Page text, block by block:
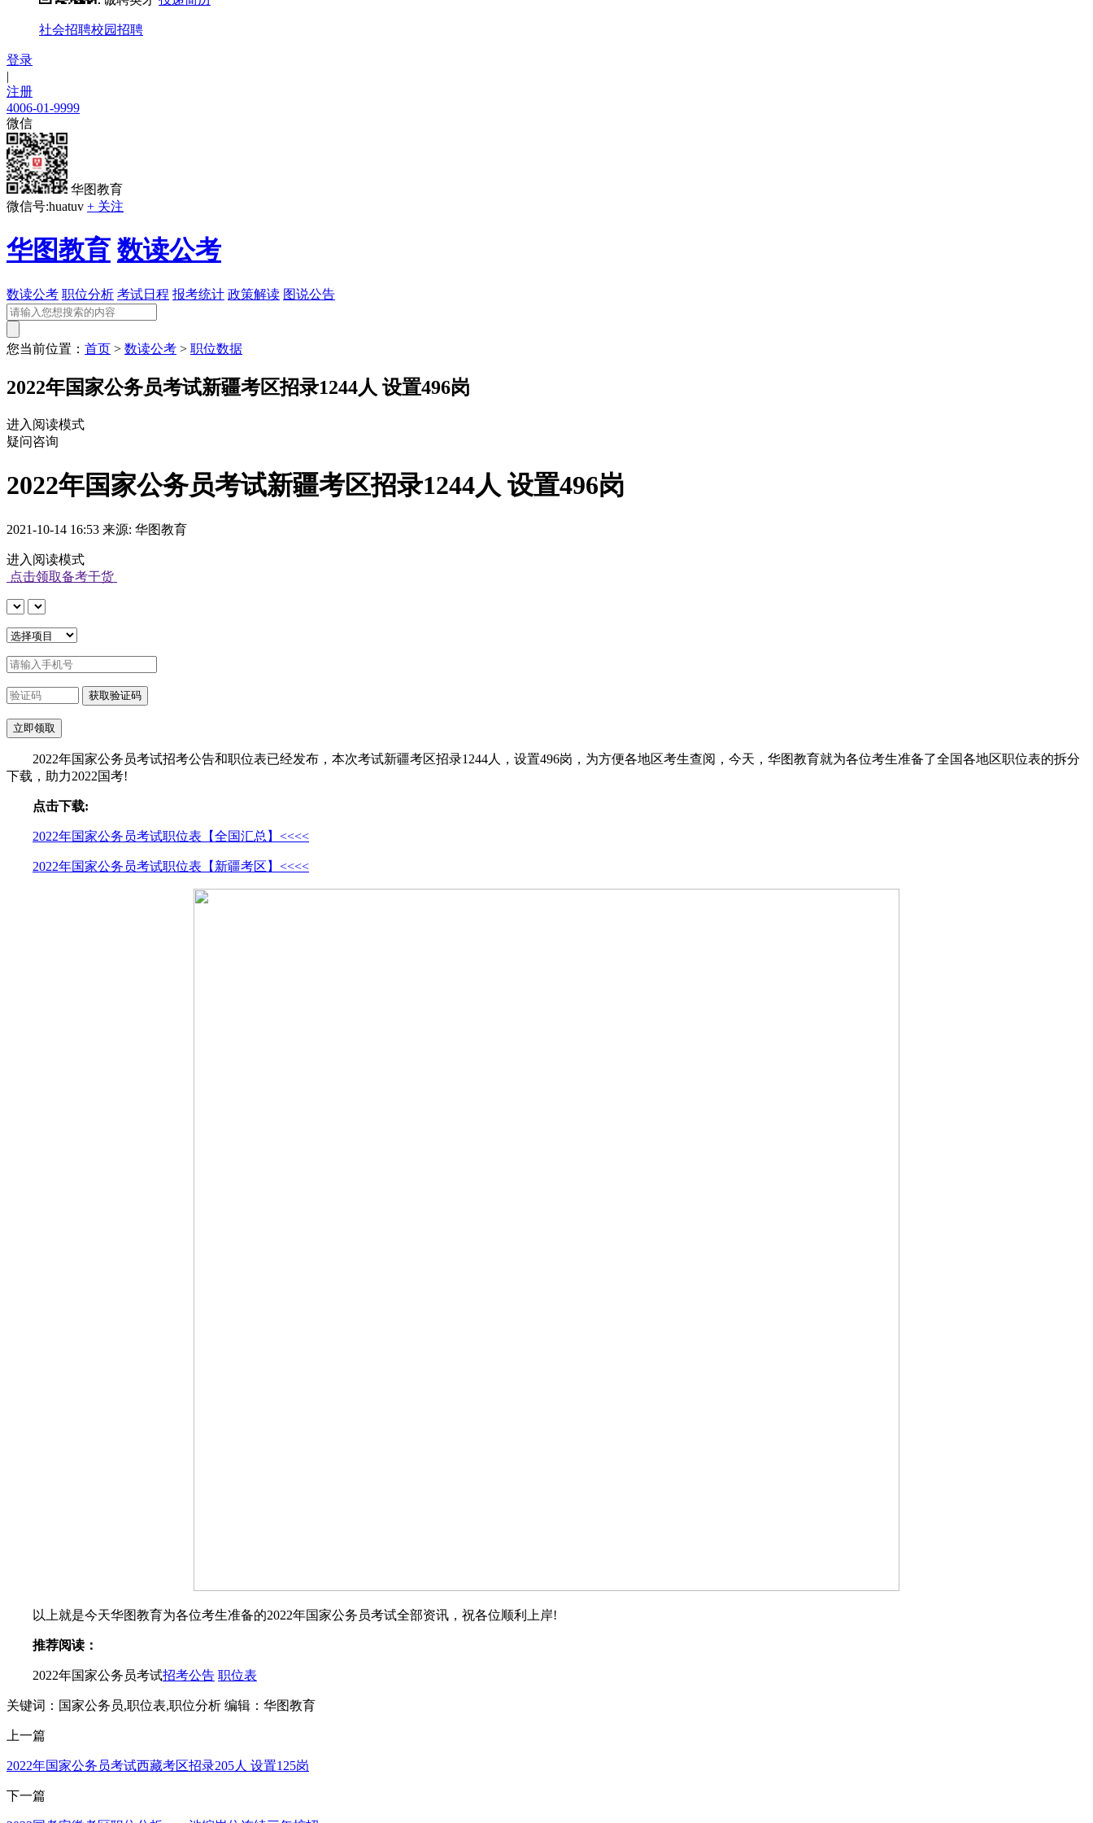
社会招聘校园招聘
登录
|
注册
4006-01-9999
微信
华图教育
微信号:huatuv + 关注
华图教育 数读公考
数读公考 职位分析 考试日程 报考统计 政策解读 图说公告
您当前位置： 首页 > 数读公考 > 职位数据
2022年国家公务员考试新疆考区招录1244人 设置496岗
进入阅读模式
疑问咨询
2022年国家公务员考试新疆考区招录1244人 设置496岗
2021-10-14 16:53 来源: 华图教育
进入阅读模式
点击领取备考干货
2022年国家公务员考试招考公告和职位表已经发布，本次考试新疆考区招录1244人，设置496岗，为方便各地区考生查阅，今天，华图教育就为各位考生准备了全国各地区职位表的拆分
下载，助力2022国考!
点击下载:
2022年国家公务员考试职位表【全国汇总】<<<<
2022年国家公务员考试职位表【新疆考区】<<<<
以上就是今天华图教育为各位考生准备的2022年国家公务员考试全部资讯，祝各位顺利上岸!
推荐阅读：
2022年国家公务员考试招考公告 职位表
关键词：国家公务员,职位表,职位分析 编辑：华图教育
上一篇
2022年国家公务员考试西藏考区招录205人 设置125岗
下一篇